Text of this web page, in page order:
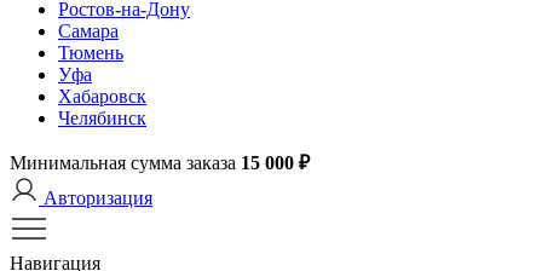
Ростов-на-Дону
Самара
Тюмень
Уфа
Хабаровск
Челябинск
Минимальная сумма заказа 15 000 ₽
Авторизация
Навигация